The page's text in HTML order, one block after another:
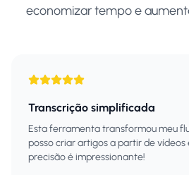
economizar tempo e
Transcrição simplificada
Esta ferramenta transformou meu
posso criar artigos a partir de vídeos
precisão é impressionante!